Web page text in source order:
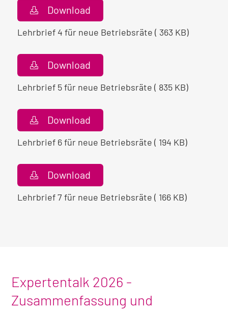
Download
Lehrbrief 4 für neue Betriebsräte ( 363 KB)
Download
Lehrbrief 5 für neue Betriebsräte ( 835 KB)
Download
Lehrbrief 6 für neue Betriebsräte ( 194 KB)
Download
Lehrbrief 7 für neue Betriebsräte ( 166 KB)
Expertentalk 2026 -
Zusammenfassung und